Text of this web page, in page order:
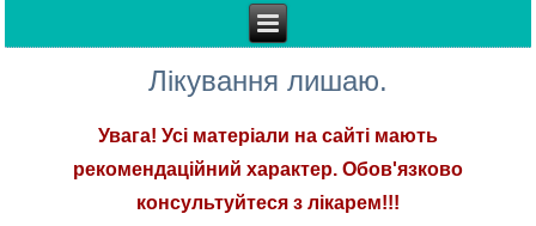
Лікування лишаю.
Увага! Усі матеріали на сайті мають
рекомендаційний характер. Обов'язково
консультуйтеся з лікарем!!!